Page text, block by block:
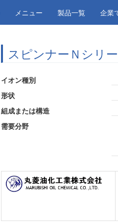
メニュー 製品一覧 企業
スピンナーＮシリ
イオン種別
形状
組成または構造
需要分野